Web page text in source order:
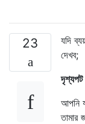
23
যদি
দেখব;
দৃশ্যপট
আপনি
তামার